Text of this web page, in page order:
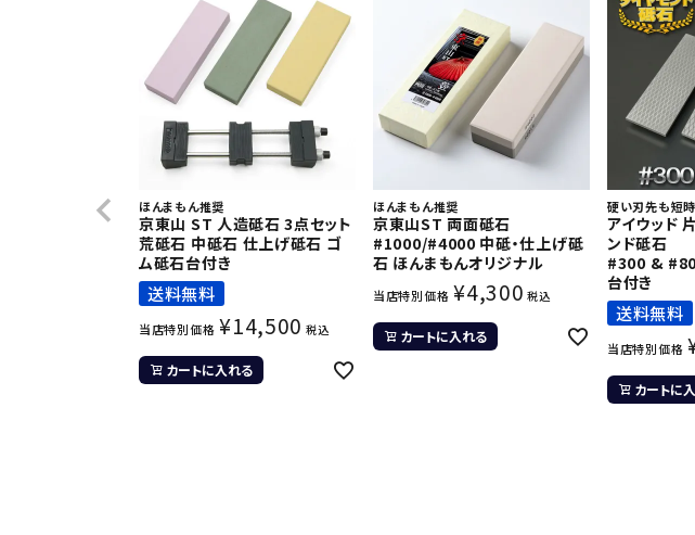
ほんまもん推奨
京東山 ST 人造砥石 3点セット
荒砥石 中砥石 仕上げ砥石 ゴ
ム砥石台付き
送料無料
当店特別価格 ¥14,500 税込
カートに入れる
ほんまもん推奨
京東山ST 両面砥石
#1000/#4000 中砥・仕上げ砥
石 ほんまもんオリジナル
当店特別価格 ¥4,300 税込
カートに入れる
硬い刃先も短時
アイウッド
ンド砥石
#300 &
台付き
送料無料
当店特別価格
カートに